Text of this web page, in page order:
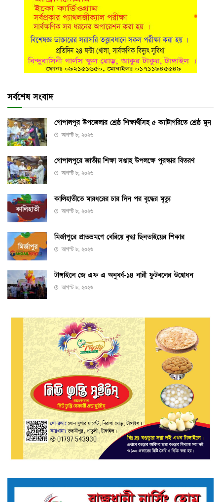
সর্বশেষ সংবাদ
গোপালপুর উপজেলার শ্রেষ্ঠ শিক্ষার্থীসহ ৫ ক্যাটাগরিতে শ্রেষ্ঠ মুন
আগস্ট ৮, ২০২৬
গোপালপুরে জাতীয় শিক্ষা সপ্তাহ উপলক্ষে পুরস্কার বিতরণ
আগস্ট ৮, ২০২৬
কালিহাতীতে মারধরের চার দিন পর বৃদ্ধের মৃত্যু
আগস্ট ৮, ২০২৬
মির্জাপুরে প্রাতভ্রমণে বেরিয়ে বৃদ্ধা ছিনতাইয়ের শিকার
আগস্ট ৮, ২০২৬
টাঙ্গাইলে জে এফ এ অনুর্ধ্ব-১৪ নারী ফুটবলের উদ্বোধন
আগস্ট ৮, ২০২৬